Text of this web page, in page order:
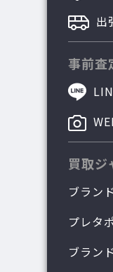
出
事前査
買取ジ
ブラン
プレタ
ブラン